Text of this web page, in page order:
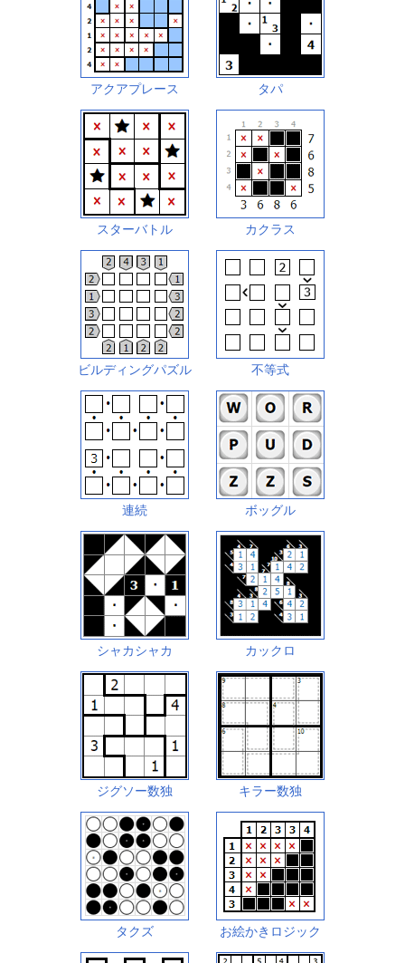
アクアプレース タパ
スターバトル カクラス
ビルディングパズル 不等式
連続 ボッグル
シャカシャカ カックロ
ジグソー数独 キラー数独
タクズ お絵かきロジック